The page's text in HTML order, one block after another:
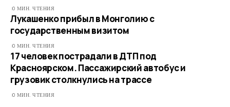
0 МИН. ЧТЕНИЯ
Лукашенко прибыл в Монголию с
государственным визитом
0 МИН. ЧТЕНИЯ
17 человек пострадали в ДТП под
Красноярском. Пассажирский автобус и
грузовик столкнулись на трассе
0 МИН. ЧТЕНИЯ